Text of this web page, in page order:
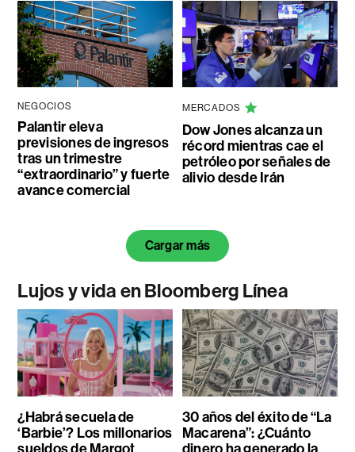
NEGOCIOS
Palantir eleva
previsiones de ingresos
tras un trimestre
“extraordinario” y fuerte
avance comercial
MERCADOS
Dow Jones alcanza un
récord mientras cae el
petróleo por señales de
alivio desde Irán
Cargar más
Lujos y vida en Bloomberg Línea
¿Habrá secuela de
‘Barbie’? Los millonarios
30 años del éxito de “La
Macarena”: ¿Cuánto